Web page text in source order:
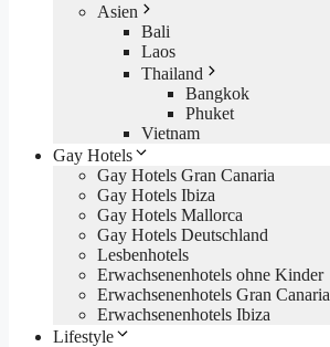
Asien
Bali
Laos
Thailand
Bangkok
Phuket
Vietnam
Gay Hotels
Gay Hotels Gran Canaria
Gay Hotels Ibiza
Gay Hotels Mallorca
Gay Hotels Deutschland
Lesbenhotels
Erwachsenenhotels ohne Kinder
Erwachsenenhotels Gran Canaria
Erwachsenenhotels Ibiza
Lifestyle